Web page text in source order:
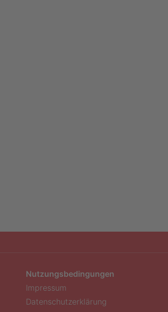
Nutzungsbedingungen
Impressum
Datenschutzerklärung